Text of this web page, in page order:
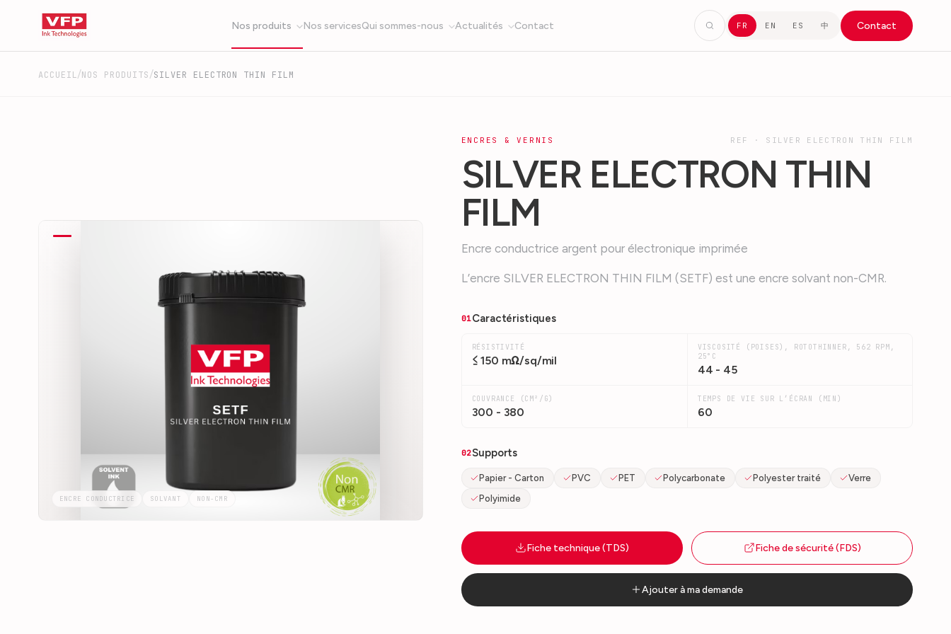
Nos produits Nos servicesQui sommes-nous Actualités Contact FR EN ES 中 Contact
ACCUEIL/NOS PRODUITS/SILVER ELECTRON THIN FILM
ENCRE CONDUCTRICE SOLVANT NON-CMR
ENCRES & VERNIS REF · SILVER ELECTRON THIN FILM
SILVER ELECTRON THIN
FILM
Encre conductrice argent pour électronique imprimée
L’encre SILVER ELECTRON THIN FILM (SETF) est une encre solvant non-CMR.
01Caractéristiques
RÉSISTIVITÉ
≤ 150 mΩ/sq/mil
VISCOSITÉ (POISES), ROTOTHINNER, 562 RPM,
25°C
44 - 45
COUVRANCE (CM²/G)
300 - 380
TEMPS DE VIE SUR L’ÉCRAN (MIN)
60
02Supports
Papier - Carton PVC PET Polycarbonate Polyester traité
Verre
Polyimide
Fiche technique (TDS) Fiche de sécurité (FDS)
Ajouter à ma demande